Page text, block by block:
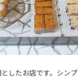
したお店です。シン